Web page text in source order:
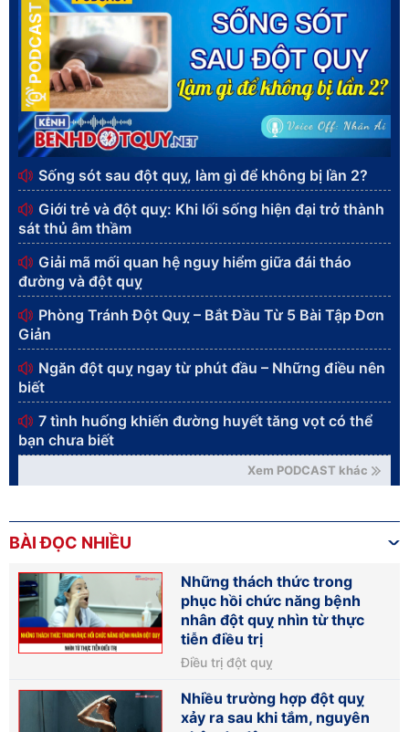
PODCAST
Sống sót sau đột quỵ, làm gì để không bị lần 2?
Giới trẻ và đột quỵ: Khi lối sống hiện đại trở thành
sát thủ âm thầm
Giải mã mối quan hệ nguy hiểm giữa đái tháo
đường và đột quỵ
Phòng Tránh Đột Quỵ – Bắt Đầu Từ 5 Bài Tập Đơn
Giản
Ngăn đột quỵ ngay từ phút đầu – Những điều nên
biết
7 tình huống khiến đường huyết tăng vọt có thể
bạn chưa biết
Xem PODCAST khác
BÀI ĐỌC NHIỀU
Những thách thức trong
phục hồi chức năng bệnh
nhân đột quỵ nhìn từ thực
tiễn điều trị
Điều trị đột quỵ
Nhiều trường hợp đột quỵ
xảy ra sau khi tắm, nguyên